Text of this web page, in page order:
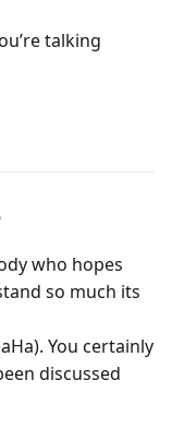
talking
who hopes
so much its
You certainly
discussed